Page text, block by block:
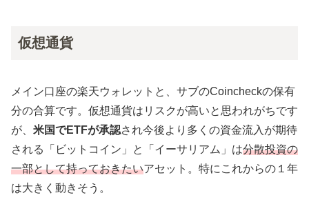
仮想通貨
メイン口座の楽天ウォレットと、サブのCoincheckの保有
分の合算です。仮想通貨はリスクが高いと思われがちです
が、 米国でETFが承認され今後より多くの資金流入が期待
される「ビットコイン」と「イーサリアム」は分散投資の
一部として持っておきたいアセット。特にこれからの１年
は大きく動きそう。